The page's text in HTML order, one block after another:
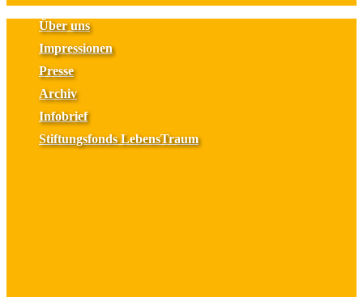
Über uns
Impressionen
Presse
Archiv
Infobrief
Stiftungsfonds LebensTraum